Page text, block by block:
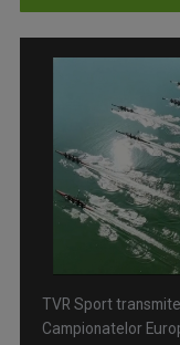
Inițiative pentru